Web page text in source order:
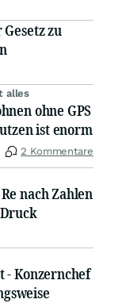
zu
alles
ohne GPS
ist enorm
2 Kommentare
nach Zahlen
- Konzernchef